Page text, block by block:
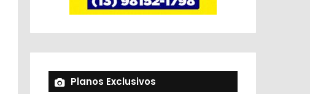
Planos Exclusivos